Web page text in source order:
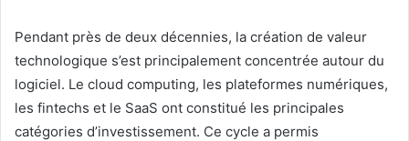
Pendant près de deux décennies, la création de valeur
technologique s’est principalement concentrée autour du
logiciel. Le cloud computing, les plateformes numériques,
les fintechs et le SaaS ont constitué les principales
catégories d’investissement. Ce cycle a permis